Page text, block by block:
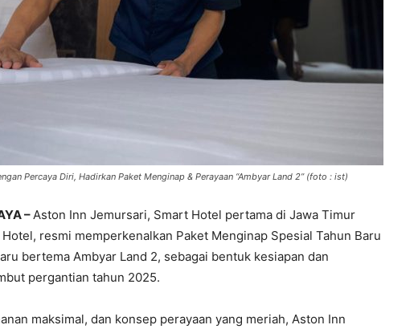
Percaya Diri, Hadirkan Paket Menginap & Perayaan “Ambyar Land 2” (foto : ist)
–Aston Inn Jemursari, Smart Hotel pertama di Jawa Timur
resmi memperkenalkan Paket Menginap Spesial Tahun Baru
bertema Ambyar Land 2, sebagai bentuk kesiapan dan
pergantian tahun 2025.
maksimal, dan konsep perayaan yang meriah, Aston Inn